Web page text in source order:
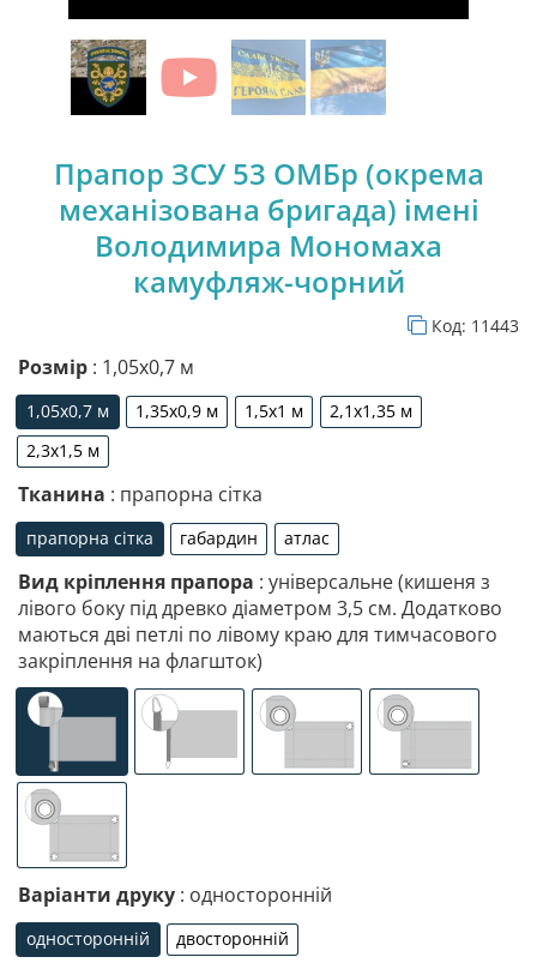
Прапор ЗСУ 53 ОМБр (окрема
механізована бригада) імені
Володимира Мономаха
камуфляж-чорний
Код: 11443
Розмір : 1,05х0,7 м
1,05х0,7 м
1,05х0,7 м
1,35х0,9 м
1,35х0,9 м
1,5х1 м
1,5х1 м
2,1х1,35 м
2,1х1,35 м
2,3х1,5 м
2,3х1,5 м
Тканина : прапорна сітка
прапорна сітка
прапорна сітка
габардин
габардин
атлас
атлас
Вид кріплення прапора : універсальне (кишеня з
лівого боку під древко діаметром 3,5 см. Додатково
маються дві петлі по лівому краю для тимчасового
закріплення на флагшток)
Варіанти друку : односторонній
односторонній
односторонній
двосторонній
двосторонній